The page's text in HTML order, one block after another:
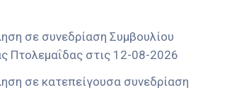
σε συνεδρίαση Συμβουλίου
Πτολεμαΐδας στις 12-08-2026
σε κατεπείγουσα συνεδρίαση